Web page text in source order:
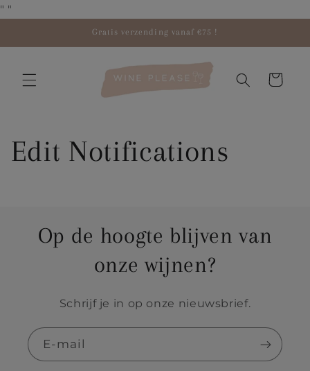
" "
naar de
Gratis verzending vanaf €75 !
Edit Notifications
Op de hoogte blijven van
onze wijnen?
Schrijf je in op onze nieuwsbrief.
E‑mail